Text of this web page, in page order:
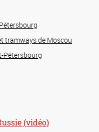
tramways de Moscou
Pétersbourg
(vidéo)